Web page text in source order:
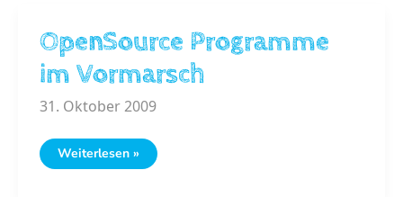
OpenSource Programme
im Vormarsch
31. Oktober 2009
OpenSource
Weiterlesen »